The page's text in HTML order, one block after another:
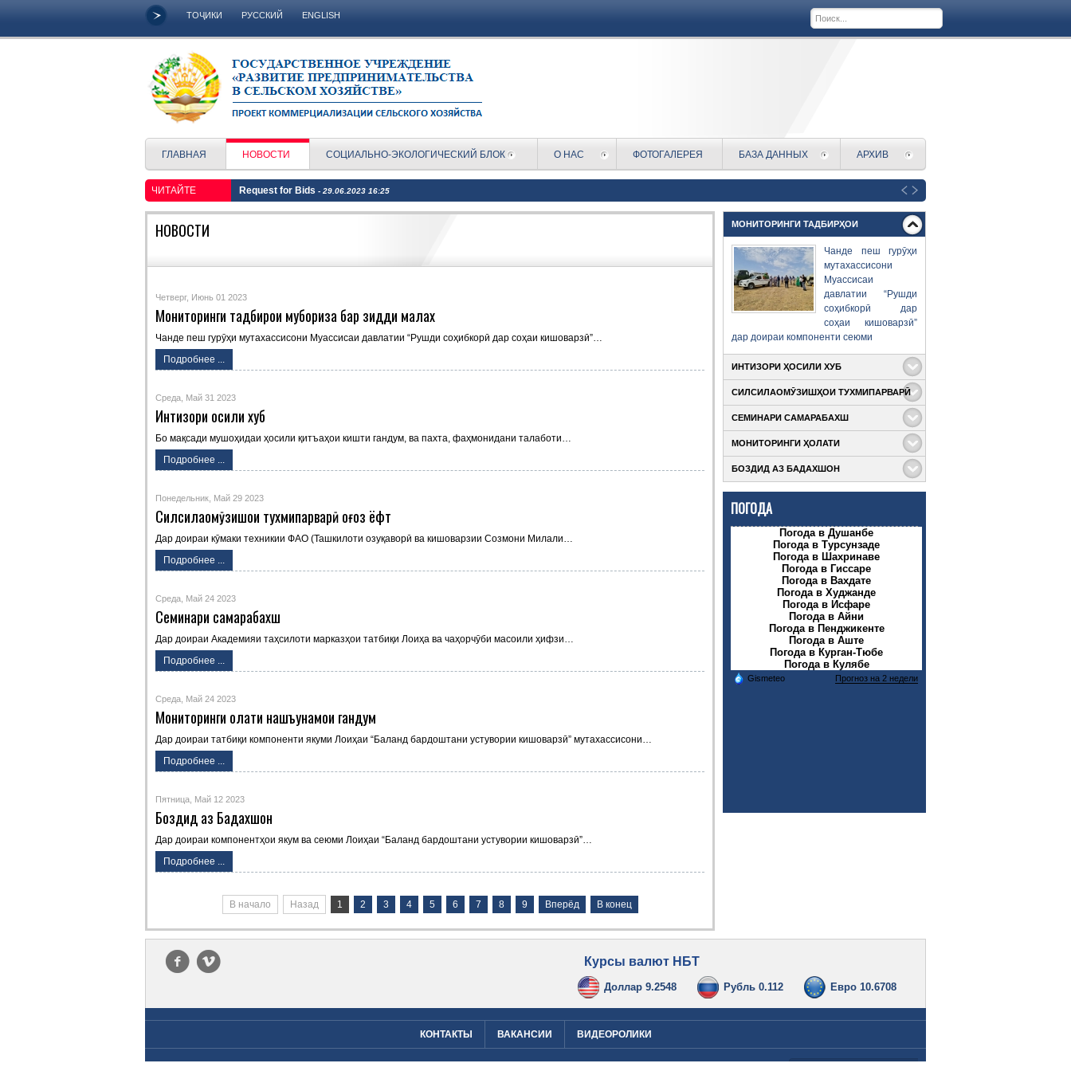
ТОҶИКИ РУССКИЙ ENGLISH
ГЛАВНАЯ НОВОСТИ СОЦИАЛЬНО-ЭКОЛОГИЧЕСКИЙ БЛОК О НАС ФОТОГАЛЕРЕЯ БАЗА ДАННЫХ АРХИВ
ЧИТАЙТЕ Request for Bids - 29.06.2023 16:25
НОВОСТИ
Четверг, Июнь 01 2023
Мониторинги тадбирҳои мубориза бар зидди малах
Чанде пеш гурӯҳи мутахассисони Муассисаи давлатии “Рушди соҳибкорӣ дар соҳаи кишоварзӣ”…
Подробнее ...
Среда, Май 31 2023
Интизори ҳосили хуб
Бо мақсади мушоҳидаи ҳосили қитъаҳои кишти гандум, ва пахта, фаҳмонидани талаботи…
Подробнее ...
Понедельник, Май 29 2023
Силсилаомӯзишҳои тухмипарварӣ оғоз ёфт
Дар доираи кӯмаки техникии ФАО (Ташкилоти озуқаворӣ ва кишоварзии Созмони Милали…
Подробнее ...
Среда, Май 24 2023
Семинари самарабахш
Дар доираи Академияи таҳсилоти марказҳои татбиқи Лоиҳа ва чаҳорчӯби масоили ҳифзи…
Подробнее ...
Среда, Май 24 2023
Мониторинги ҳолати нашъунамои гандум
Дар доираи татбиқи компоненти якуми Лоиҳаи “Баланд бардоштани устувории кишоварзӣ” мутахассисони…
Подробнее ...
Пятница, Май 12 2023
Боздид аз Бадахшон
Дар доираи компонентҳои якум ва сеюми Лоиҳаи “Баланд бардоштани устувории кишоварзӣ”…
Подробнее ...
В начало Назад 1 2 3 4 5 6 7 8 9 Вперёд В конец
МОНИТОРИНГИ ТАДБИРҲОИ
Чанде пеш гурӯҳи
мутахассисони
Муассисаи
давлатии “Рушди
соҳибкорӣ дар
соҳаи кишоварзӣ”
дар доираи компоненти сеюми
ИНТИЗОРИ ҲОСИЛИ ХУБ
Бо мақсади
мушоҳидаи ҳосили
қитъаҳои кишти
гандум, ва пахта,
талаботи дарёфти
сертификати тухмӣ,
СИЛСИЛАОМӮЗИШҲОИ ТУХМИПАРВАРӢ
Дар доираи кӯмаки
техникии ФАО
(Ташкилоти
озуқаворӣ ва
Созмони Милали
Муттаҳид) ба ҷараёни татбиқи Лоиҳаи
СЕМИНАРИ САМАРАБАХШ
Дар доираи
Академияи
таҳсилоти
муҳити зист ва иҷтимоии Лоиҳаи Баланд
МОНИТОРИНГИ ҲОЛАТИ
Дар доираи татбиқи
компоненти якуми
устувории
кишоварзӣ”
мутахассисони Муассисаи давлатии
БОЗДИД АЗ БАДАХШОН
ва сеюми Лоиҳаи
“Баланд
бардоштани
устувории
кишоварзӣ” оид ба сохтмони иншоотҳои
ПОГОДА
Погода в Душанбе
Погода в Турсунзаде
Погода в Шахринаве
Погода в Гиссаре
Погода в Вахдате
Погода в Худжанде
Погода в Исфаре
Погода в Айни
Погода в Пенджикенте
Погода в Аште
Погода в Курган-Тюбе
Погода в Кулябе
Gismeteo Прогноз на 2 недели
f v Курсы валют НБТ
Евро 10.6708
Рубль 0.112
Доллар 9.2548
КОНТАКТЫ ВАКАНСИИ ВИДЕОРОЛИКИ